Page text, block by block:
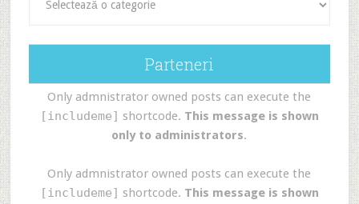
Parteneri
Only admnistrator owned posts can execute the
[includeme] shortcode. This message is shown
only to administrators.
Only admnistrator owned posts can execute the
[includeme] shortcode. This message is shown